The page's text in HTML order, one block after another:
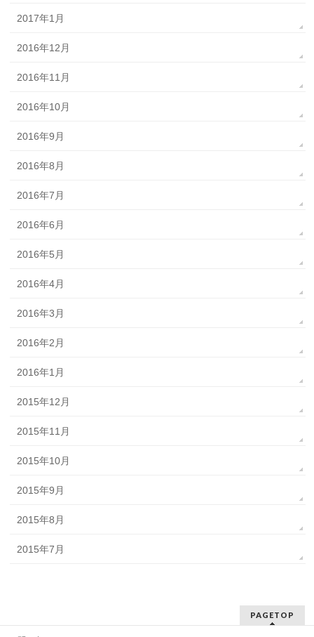
2017年1月
2016年12月
2016年11月
2016年10月
2016年9月
2016年8月
2016年7月
2016年6月
2016年5月
2016年4月
2016年3月
2016年2月
2016年1月
2015年12月
2015年11月
2015年10月
2015年9月
2015年8月
2015年7月
PAGETOP